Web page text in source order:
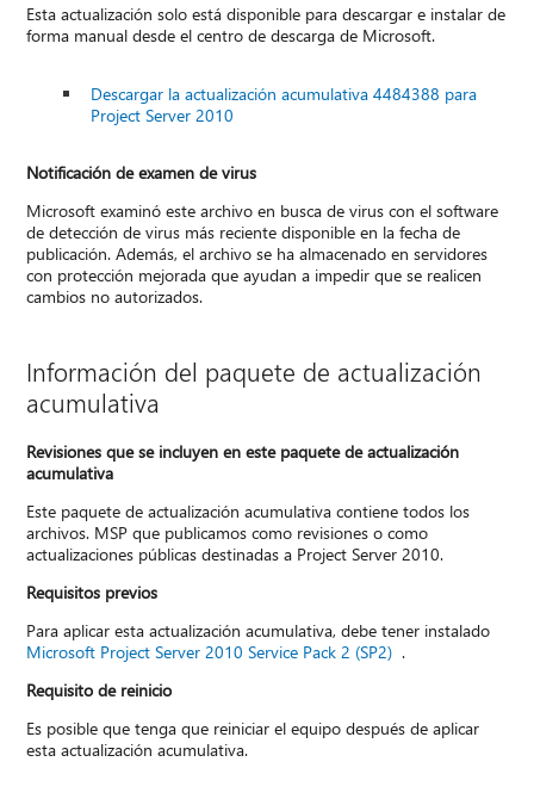
Esta actualización solo está disponible para descargar e instalar de
forma manual desde el centro de descarga de Microsoft.
Descargar la actualización acumulativa 4484388 para
Project Server 2010
Notificación de examen de virus
Microsoft examinó este archivo en busca de virus con el software
de detección de virus más reciente disponible en la fecha de
publicación. Además, el archivo se ha almacenado en servidores
con protección mejorada que ayudan a impedir que se realicen
cambios no autorizados.
Información del paquete de actualización
acumulativa
Revisiones que se incluyen en este paquete de actualización
acumulativa
Este paquete de actualización acumulativa contiene todos los
archivos. MSP que publicamos como revisiones o como
actualizaciones públicas destinadas a Project Server 2010.
Requisitos previos
Para aplicar esta actualización acumulativa, debe tener instalado
Microsoft Project Server 2010 Service Pack 2 (SP2) .
Requisito de reinicio
Es posible que tenga que reiniciar el equipo después de aplicar
esta actualización acumulativa.